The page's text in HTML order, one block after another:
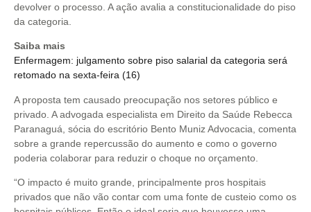
devolver o processo. A ação avalia a constitucionalidade do piso
da categoria.
Saiba mais
Enfermagem: julgamento sobre piso salarial da categoria será
retomado na sexta-feira (16)
A proposta tem causado preocupação nos setores público e
privado. A advogada especialista em Direito da Saúde Rebecca
Paranaguá, sócia do escritório Bento Muniz Advocacia, comenta
sobre a grande repercussão do aumento e como o governo
poderia colaborar para reduzir o choque no orçamento.
“O impacto é muito grande, principalmente pros hospitais
privados que não vão contar com uma fonte de custeio como os